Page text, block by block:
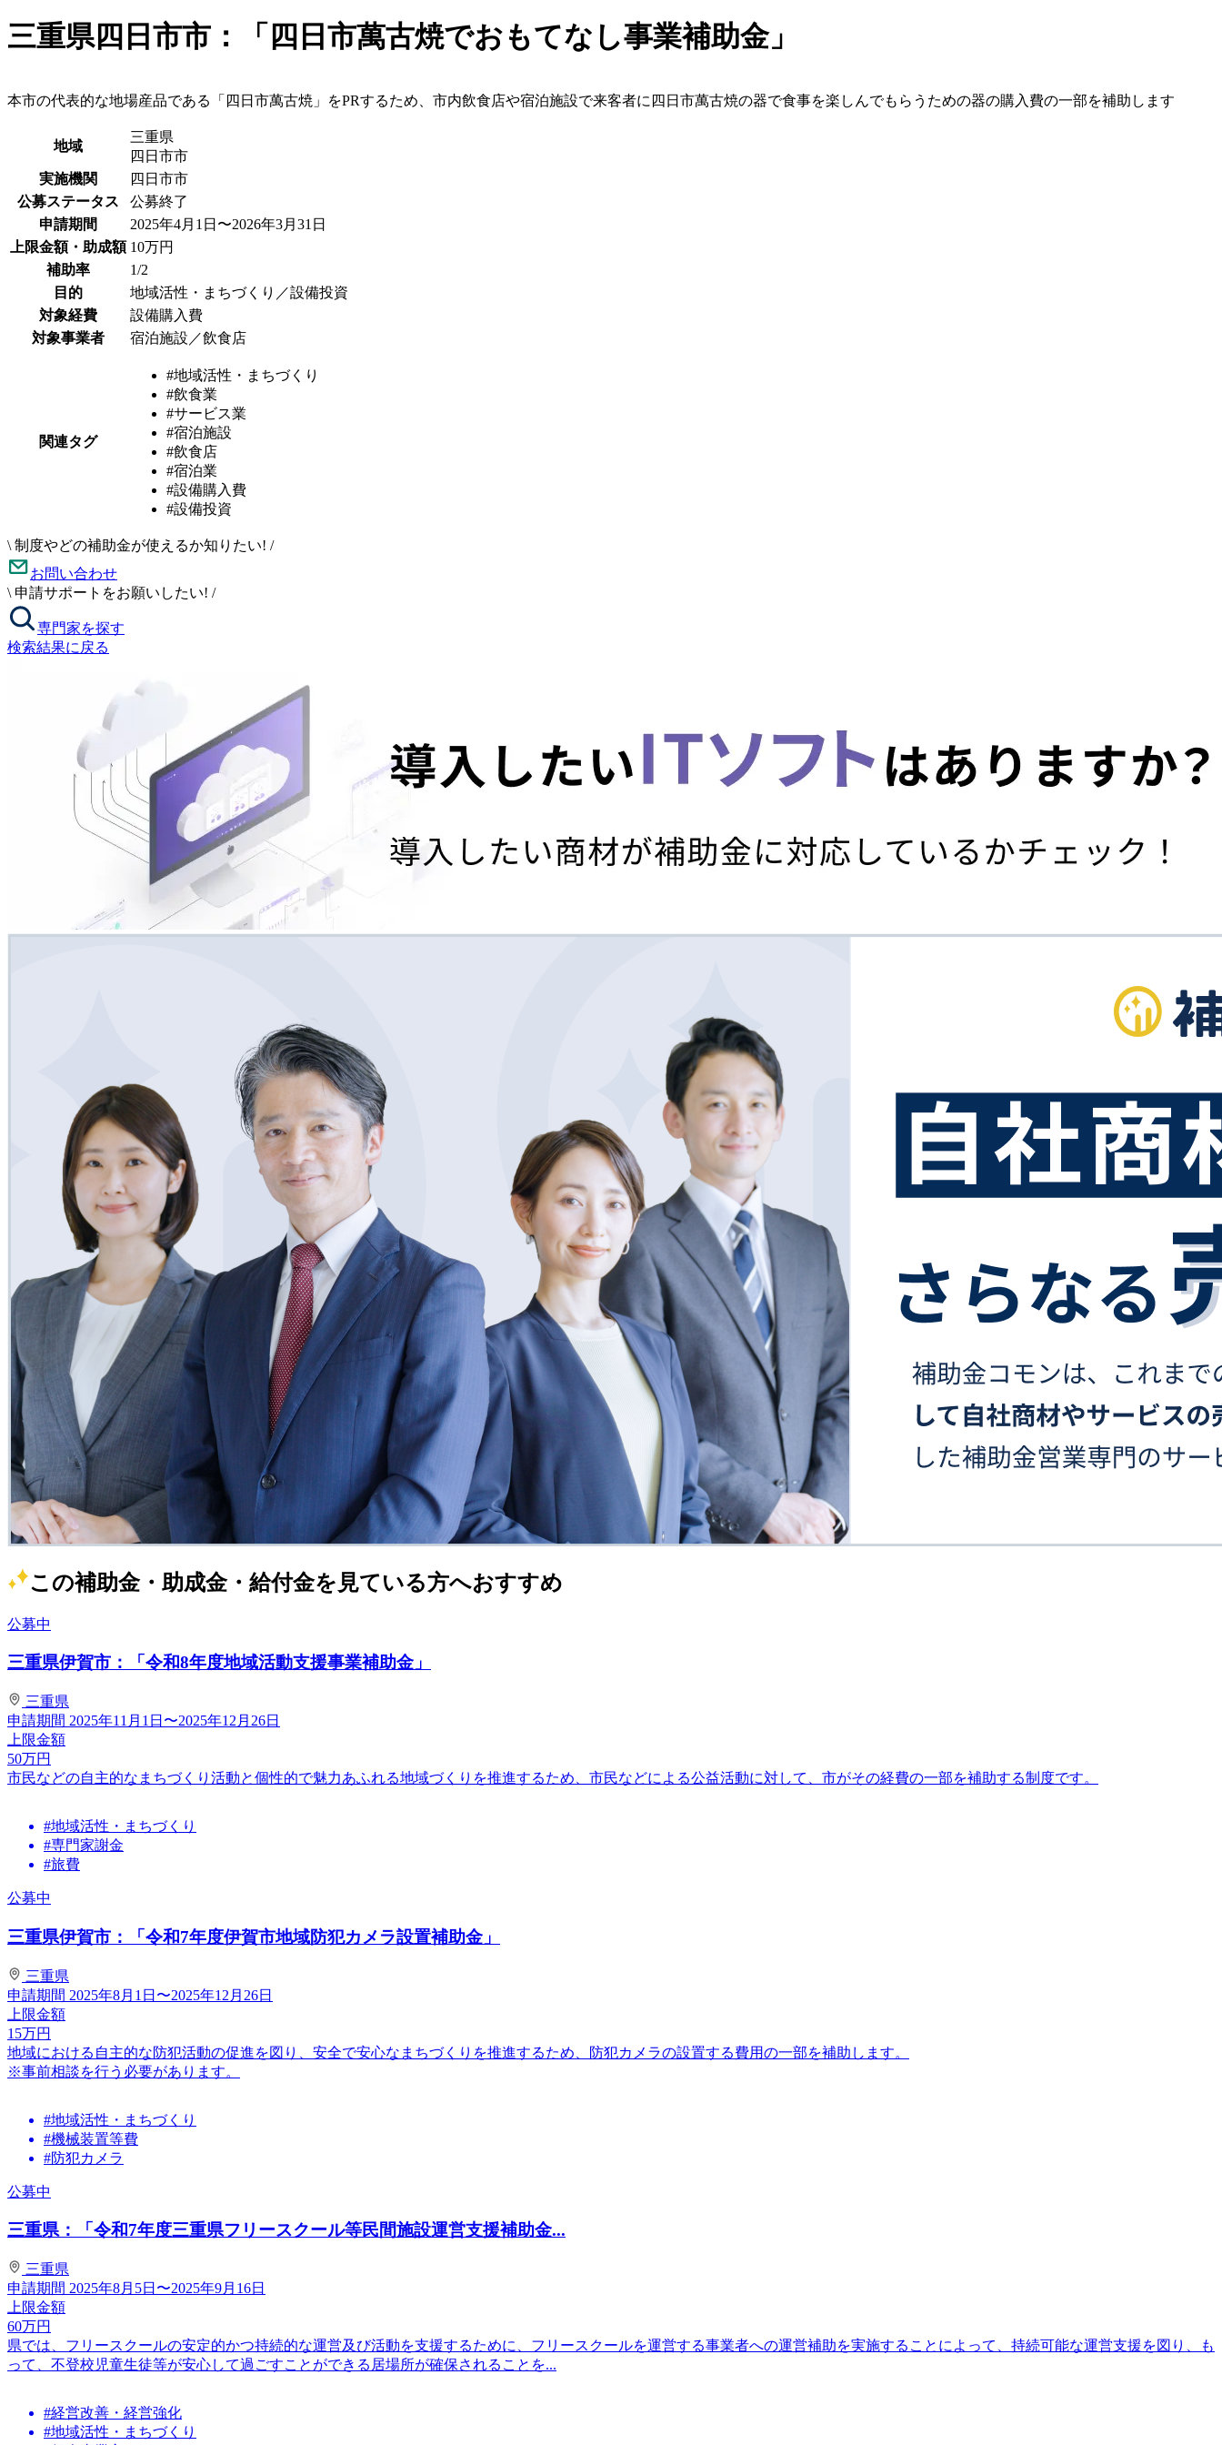
三重県四日市市：「四日市萬古焼でおもてなし事業補助金」
本市の代表的な地場産品である「四日市萬古焼」をPRするため、市内飲食店や宿泊施設で来客者に四日市萬古焼の器で食事を楽しんでもらうための器の購入費の一部を補助します
地域
三重県
四日市市
実施機関
四日市市
公募ステータス
公募終了
申請期間
2025年4月1日〜2026年3月31日
上限金額・助成額 10万円
補助率
1/2
目的
地域活性・まちづくり／設備投資
対象経費
設備購入費
対象事業者
宿泊施設／飲食店
関連タグ
#地域活性・まちづくり
#飲食業
#サービス業
#宿泊施設
#飲食店
#宿泊業
#設備購入費
#設備投資
\ 制度やどの補助金が使えるか知りたい! /
お問い合わせ
\ 申請サポートをお願いしたい! /
専門家を探す
検索結果に戻る
この補助金・助成金・給付金を見ている方へおすすめ
公募中
三重県伊賀市：「令和8年度地域活動支援事業補助金」
三重県
申請期間 2025年11月1日〜2025年12月26日
上限金額
50万円
市民などの自主的なまちづくり活動と個性的で魅力あふれる地域づくりを推進するため、市民などによる公益活動に対して、市がその経費の一部を補助する制度です。
#地域活性・まちづくり
#専門家謝金
#旅費
公募中
三重県伊賀市：「令和7年度伊賀市地域防犯カメラ設置補助金」
三重県
申請期間 2025年8月1日〜2025年12月26日
上限金額
15万円
地域における自主的な防犯活動の促進を図り、安全で安心なまちづくりを推進するため、防犯カメラの設置する費用の一部を補助します。
※事前相談を行う必要があります。
#地域活性・まちづくり
#機械装置等費
#防犯カメラ
公募中
三重県：「令和7年度三重県フリースクール等民間施設運営支援補助金...
三重県
申請期間 2025年8月5日〜2025年9月16日
上限金額
60万円
県では、フリースクールの安定的かつ持続的な運営及び活動を支援するために、フリースクールを運営する事業者への運営補助を実施することによって、持続可能な運営支援を図り、も
って、不登校児童生徒等が安心して過ごすことができる居場所が確保されることを...
#経営改善・経営強化
#地域活性・まちづくり